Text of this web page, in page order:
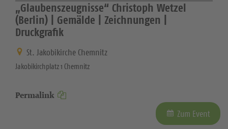
„Glaubenszeugnisse“ Christoph Wetzel
(Berlin) | Gemälde | Zeichnungen |
Druckgrafik
St. Jakobikirche Chemnitz
Jakobikirchplatz 1 Chemnitz
Permalink
Zum Event